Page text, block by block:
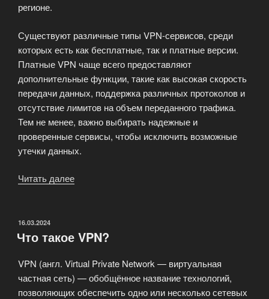
регионе.
Существуют различные типы VPN-сервисов, среди
которых есть как бесплатные, так и платные версии.
Платные VPN чаще всего предоставляют
дополнительные функции, такие как высокая скорость
передачи данных, поддержка различных протоколов и
отсутствие лимитов на объем переданного трафика.
Тем не менее, важно выбирать надежные и
проверенные сервисы, чтобы исключить возможные
утечки данных.
Читать далее
ОПУБЛИКОВАНО
16.03.2024
Что такое VPN?
VPN (англ. Virtual Private Network — виртуальная
частная сеть) — обобщённое название технологий,
позволяющих обеспечить одно или несколько сетевых